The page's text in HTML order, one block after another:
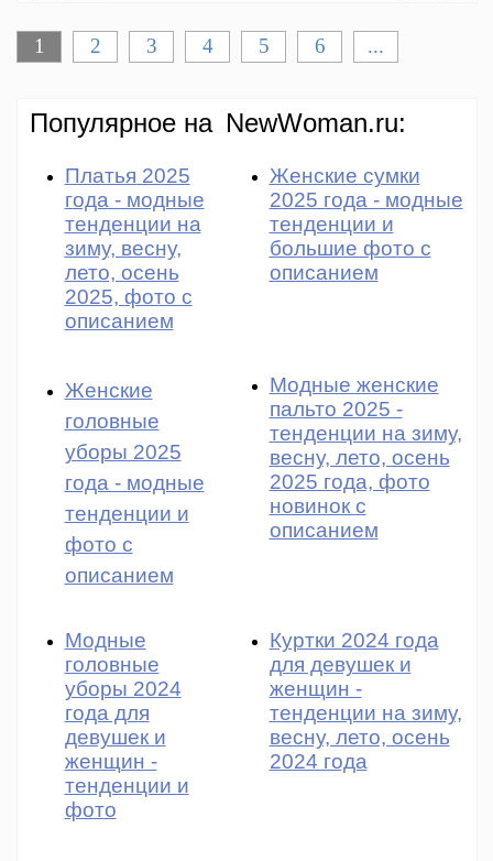
1 2 3 4 5 6 ...
Популярное на NewWoman.ru:
Платья 2025
года - модные
тенденции на
зиму, весну,
лето, осень
2025, фото с
описанием
Женские сумки
2025 года - модные
тенденции и
большие фото с
описанием
Женские
головные
уборы 2025
года - модные
тенденции и
фото с
описанием
Модные женские
пальто 2025 -
тенденции на зиму,
весну, лето, осень
2025 года, фото
новинок с
описанием
Модные
головные
уборы 2024
года для
девушек и
женщин -
тенденции и
фото
Куртки 2024 года
для девушек и
женщин -
тенденции на зиму,
весну, лето, осень
2024 года